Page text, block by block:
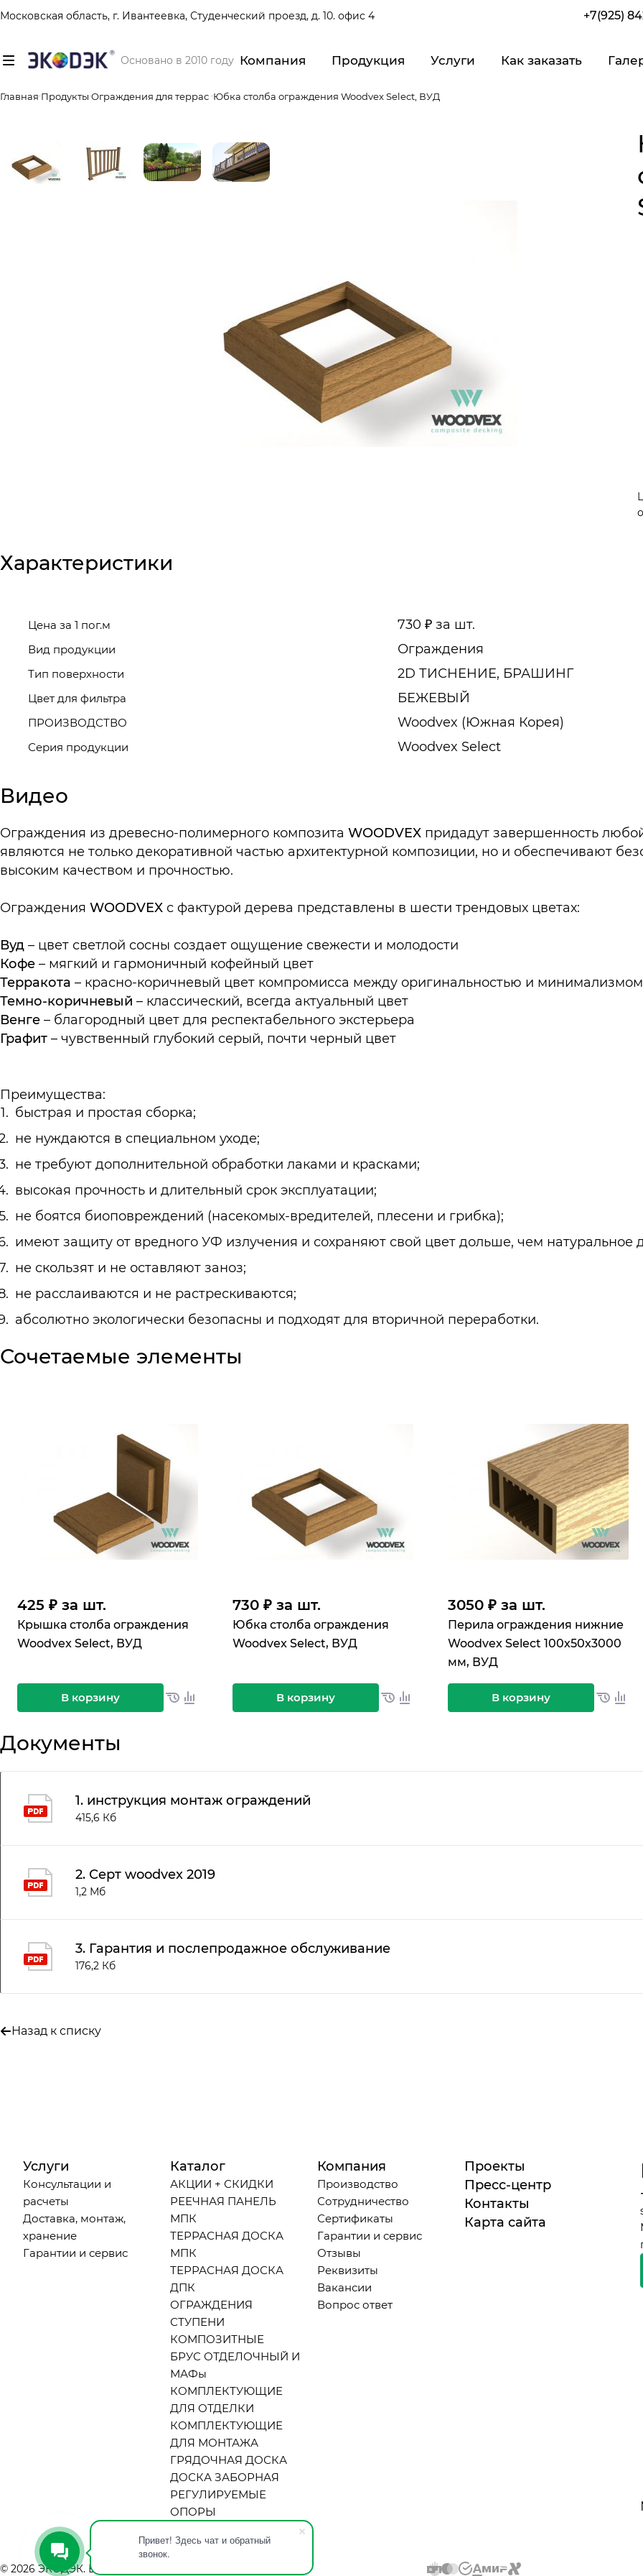
Привет! Здесь чат и обратный
звонок.
Московская область, г. Ивантеевка, Студенческий проезд, д. 10. офис 4 +7(925)
Основано в 2010 году Компания Продукция Услуги Как заказать
Главная Продукты Ограждения для террас Юбка столба ограждения Woodvex Select, ВУД
Характеристики
Цена за 1 пог.м 730 ₽ за шт.
Вид продукции Ограждения
Тип поверхности 2D ТИСНЕНИЕ, БРАШИНГ
Цвет для фильтра БЕЖЕВЫЙ
ПРОИЗВОДСТВО Woodvex (Южная Корея)
Серия продукции Woodvex Select
Видео
Ограждения из древесно-полимерного композита WOODVEX придадут завершенность
являются не только декоративной частью архитектурной композиции, но и обеспечивают
высоким качеством и прочностью.
Ограждения WOODVEX с фактурой дерева представлены в шести трендовых цветах:
Вуд – цвет светлой сосны создает ощущение свежести и молодости
Кофе – мягкий и гармоничный кофейный цвет
Терракота – красно-коричневый цвет компромисса между оригинальностью и минимализмом
Темно-коричневый – классический, всегда актуальный цвет
Венге – благородный цвет для респектабельного экстерьера
Графит – чувственный глубокий серый, почти черный цвет
Преимущества:
быстрая и простая сборка;
не нуждаются в специальном уходе;
не требуют дополнительной обработки лаками и красками;
высокая прочность и длительный срок эксплуатации;
не боятся биоповреждений (насекомых-вредителей, плесени и грибка);
имеют защиту от вредного УФ излучения и сохраняют свой цвет дольше, чем натуральное
не скользят и не оставляют заноз;
не расслаиваются и не растрескиваются;
абсолютно экологически безопасны и подходят для вторичной переработки.
Сочетаемые элементы
425 ₽ за шт.
Крышка столба ограждения
Woodvex Select, ВУД
В корзину
730 ₽ за шт.
Юбка столба ограждения
Woodvex Select, ВУД
В корзину
3050 ₽ за шт.
Перила ограждения нижние
Woodvex Select 100х50х3000
мм, ВУД
В корзину
Документы
1. инструкция монтаж ограждений
415,6 Кб
2. Серт woodvex 2019
1,2 Мб
3. Гарантия и послепродажное обслуживание
176,2 Кб
Назад к списку
Услуги
Консультации и
расчеты
Доставка, монтаж,
хранение
Гарантии и сервис
Каталог
АКЦИИ + СКИДКИ
РЕЕЧНАЯ ПАНЕЛЬ
МПК
ТЕРРАСНАЯ ДОСКА
МПК
ТЕРРАСНАЯ ДОСКА
ДПК
ОГРАЖДЕНИЯ
СТУПЕНИ
КОМПОЗИТНЫЕ
БРУС ОТДЕЛОЧНЫЙ И
МАФы
КОМПЛЕКТУЮЩИЕ
ДЛЯ ОТДЕЛКИ
КОМПЛЕКТУЮЩИЕ
ДЛЯ МОНТАЖА
ГРЯДОЧНАЯ ДОСКА
ДОСКА ЗАБОРНАЯ
РЕГУЛИРУЕМЫЕ
ОПОРЫ
Компания
Производство
Сотрудничество
Сертификаты
Гарантии и сервис
Отзывы
Реквизиты
Вакансии
Вопрос ответ
Проекты
Пресс-центр
Контакты
Карта сайта
© 2026 ЭКОДЭК. Все права защищены.